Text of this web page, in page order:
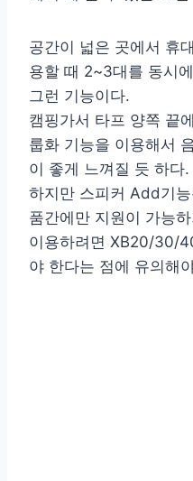
공간이 넓은 곳에서 휴
용할 때 2~3대를 동시
그런 기능이다.
캠핑가서 타프 양쪽 끝
룹화 기능을 이용해서
이 좋게 느껴질 듯 하다.
하지만 스피커 Add기
품간에만 지원이 가능
이용하려면 XB20/30/
야 한다는 점에 유의해